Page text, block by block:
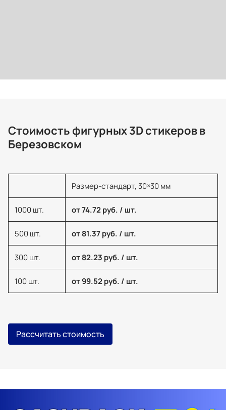
Стоимость фигурных 3D стикеров в
Березовском
Размер-стандарт, 30×30 мм
1000 шт. от 74.72 руб. / шт.
500 шт. от 81.37 руб. / шт.
300 шт. от 82.23 руб. / шт.
100 шт. от 99.52 руб. / шт.
Рассчитать стоимость